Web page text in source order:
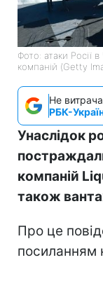
Фото: атаки Росії
компаній (Getty
Не
РБК-
Унаслідок
компаній
також
Про це
посиланням